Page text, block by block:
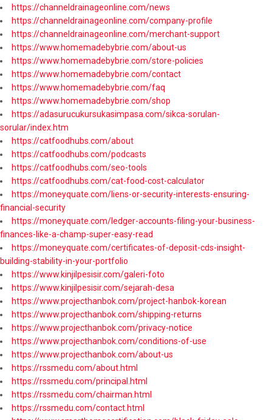
https://channeldrainageonline.com/news
https://channeldrainageonline.com/company-profile
https://channeldrainageonline.com/merchant-support
https://www.homemadebybrie.com/about-us
https://www.homemadebybrie.com/store-policies
https://www.homemadebybrie.com/contact
https://www.homemadebybrie.com/faq
https://www.homemadebybrie.com/shop
https://adasurucukursukasimpasa.com/sikca-sorulan-
sorular/index.htm
https://catfoodhubs.com/about
https://catfoodhubs.com/podcasts
https://catfoodhubs.com/seo-tools
https://catfoodhubs.com/cat-food-cost-calculator
https://moneyquate.com/liens-or-security-interests-ensuring-
financial-security
https://moneyquate.com/ledger-accounts-filing-your-business-
finances-like-a-champ-super-easy-read
https://moneyquate.com/certificates-of-deposit-cds-insight-
building-stability-in-your-portfolio
https://www.kinjilpesisir.com/galeri-foto
https://www.kinjilpesisir.com/sejarah-desa
https://www.projecthanbok.com/project-hanbok-korean
https://www.projecthanbok.com/shipping-returns
https://www.projecthanbok.com/privacy-notice
https://www.projecthanbok.com/conditions-of-use
https://www.projecthanbok.com/about-us
https://rssmedu.com/about.html
https://rssmedu.com/principal.html
https://rssmedu.com/chairman.html
https://rssmedu.com/contact.html